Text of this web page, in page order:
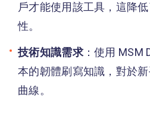
戶才能使用該工具，這降
性。
技術知識需求：使用 MSM
本的韌體刷寫知識，對於
曲線。